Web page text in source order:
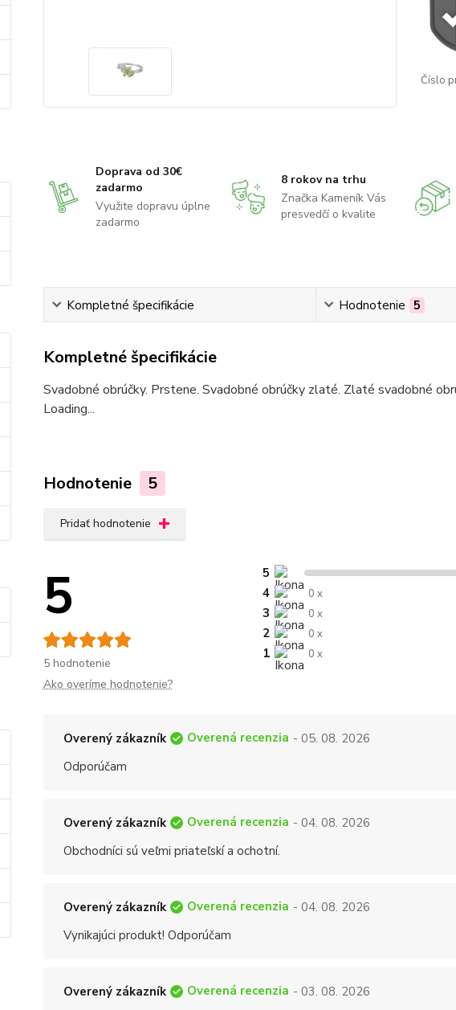
Číslo
Doprava od 30€
zadarmo
Využite dopravu úplne
zadarmo
8 rokov na trhu
Značka Kameník Vás
presvedčí o kvalite
Kompletné špecifikácie Hodnotenie 5
Kompletné špecifikácie
Svadobné obrúčky. Prstene. Svadobné obrúčky zlaté. Zlaté svadobné
Loading...
Hodnotenie 5
Pridať hodnotenie
5
5 hodnotenie
5
4
0 x
3 0 x
2 0 x
1 0 x
Ako overíme hodnotenie?
Overený zákazník Overená recenzia - 05. 08. 2026
Odporúčam
Overený zákazník Overená recenzia - 04. 08. 2026
Obchodníci sú veľmi priateľskí a ochotní.
Overený zákazník Overená recenzia - 04. 08. 2026
Vynikajúci produkt! Odporúčam
Overený zákazník Overená recenzia - 03. 08. 2026